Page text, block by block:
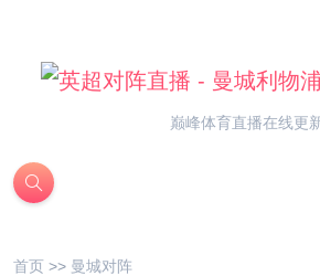
巅峰体育直播在线更
首页 >> 曼城对阵